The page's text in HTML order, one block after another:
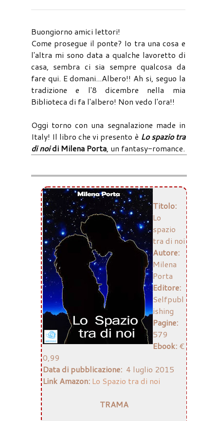
Buongiorno amici lettori!
Come prosegue il ponte? Io tra una cosa e
l'altra mi sono data a qualche lavoretto di
casa, sembra ci sia sempre qualcosa da
fare qui. E domani...Albero!! Ah si, seguo la
tradizione e l'8 dicembre nella mia
Biblioteca di fa l'albero! Non vedo l'ora!!
Oggi torno con una segnalazione made in
Italy! Il libro che vi presento è Lo spazio tra
di noidi Milena Porta, un fantasy-romance.
Titolo:
Lo
spazio
tra di noi
Autore:
Milena
Porta
Editore:
Selfpubl
ishing
Pagine:
579
Ebook: €
0,99
Data di pubblicazione: 4 luglio 2015
Link Amazon: Lo Spazio tra di noi
TRAMA